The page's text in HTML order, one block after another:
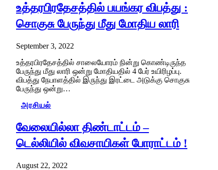
உத்தரபிரதேசத்தில் பயங்கர விபத்து :
சொகுசு பேருந்து மீது மோதிய லாரி
September 3, 2022
உத்தரபிரதேசத்தில் சாலையோரம் நின்று கொண்டிருந்த
பேருந்து மீது லாரி ஒன்று மோதியதில் 4 பேர் உயிரிழப்பு.
விபத்து நேபாளத்தில் இருந்து இரட்டை அடுக்கு சொகுசு
பேருந்து ஒன்று…
அரசியல்
வேலையில்லா திண்டாட்டம் –
டெல்லியில் விவசாயிகள் போராட்டம் !
August 22, 2022